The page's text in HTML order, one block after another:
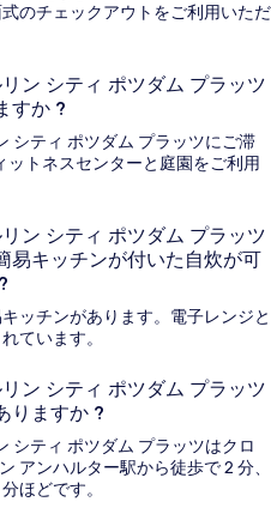
のチェックアウトをご利用いただ
ン シティ ポツダム プラッツ
すか ?
シティ ポツダム プラッツにご滞
トネスセンターと庭園をご利用
ン シティ ポツダム プラッツ
易キッチンが付いた自炊が可
ッチンがあります。電子レンジと
ています。
ン シティ ポツダム プラッツ
りますか ?
シティ ポツダム プラッツはクロ
アンハルター駅から徒歩で 2 分、
ほどです。